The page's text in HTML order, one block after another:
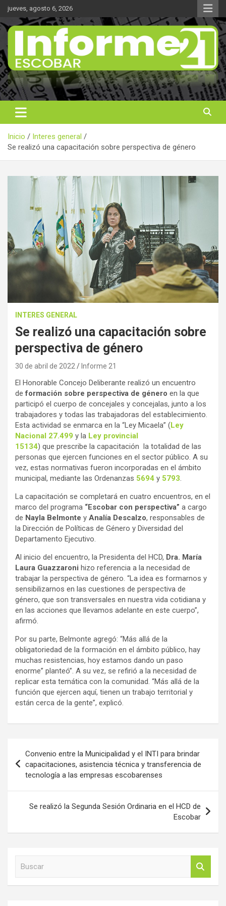
Saltar
contenido
jueves, agosto 6, 2026
Informe 21
Noticas reales
Inicio
Interes general
Se realizó una capacitación sobre perspectiva de género
INTERES GENERAL
Se realizó una capacitación sobre
perspectiva de género
30 de abril de 2022 Informe 21
El Honorable Concejo Deliberante realizó un encuentro
deformación sobre perspectiva de género en la que
participó el cuerpo de concejales y concejalas, junto a los
trabajadores y todas las trabajadoras del establecimiento.
Esta actividad se enmarca en la “Ley Micaela” (Ley
Nacional 27.499 y la Ley provincial
15134) que prescribe la capacitación la totalidad de las
personas que ejercen funciones en el sector público. A su
vez, estas normativas fueron incorporadas en el ámbito
municipal, mediante las Ordenanzas 5694 y 5793.
La capacitación se completará en cuatro encuentros, en el
marco del programa “Escobar con perspectiva” a cargo
de Nayla Belmonte y Analía Descalzo, responsables de
la Dirección de Políticas de Género y Diversidad del
Departamento Ejecutivo.
Al inicio del encuentro, la Presidenta del HCD, Dra. María
Laura Guazzaroni hizo referencia a la necesidad de
trabajar la perspectiva de género. “La idea es formarnos y
sensibilizarnos en las cuestiones de perspectiva de
género, que son transversales en nuestra vida cotidiana y
en las acciones que llevamos adelante en este cuerpo”,
afirmó.
Por su parte, Belmonte agregó: “Más allá de la
obligatoriedad de la formación en el ámbito público, hay
muchas resistencias, hoy estamos dando un paso
enorme” planteó”. A su vez, se refirió a la necesidad de
replicar esta temática con la comunidad. “Más allá de la
función que ejercen aquí, tienen un trabajo territorial y
están cerca de la gente”, explicó.
de
entradas
Convenio entre la Municipalidad y el INTI para brindar
capacitaciones, asistencia técnica y transferencia de
tecnología a las empresas escobarenses
Se realizó la Segunda Sesión Ordinaria en el HCD de
Escobar